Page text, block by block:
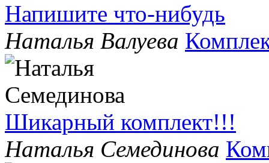
Напишите что-нибудь
Наталья Валуева
Шикарный комплект!!!
Наталья Семединова